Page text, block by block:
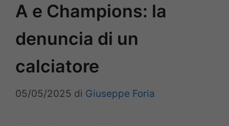
A e Champions: la
denuncia di un
calciatore
05/05/2025 di Giuseppe Foria